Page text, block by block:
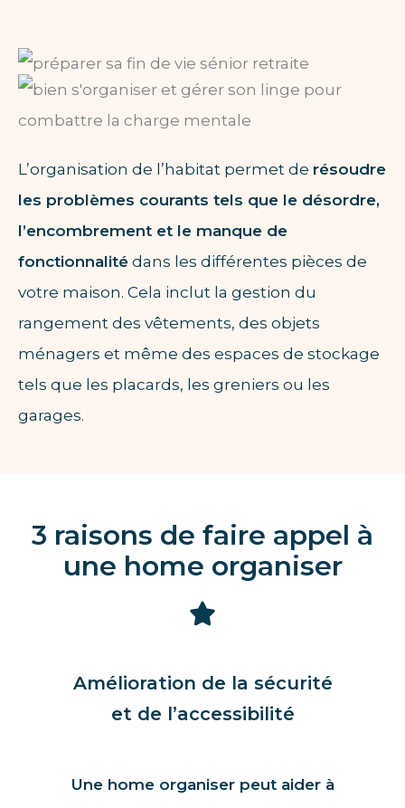
L’organisation de l’habitat permet de résoudre
les problèmes courants tels que le désordre,
l’encombrement et le manque de
fonctionnalité dans les différentes pièces de
votre maison. Cela inclut la gestion du
rangement des vêtements, des objets
ménagers et même des espaces de stockage
tels que les placards, les greniers ou les
garages.
3 raisons de faire appel à
une home organiser
Amélioration de la sécurité
et de l’accessibilité
Une home organiser peut aider à